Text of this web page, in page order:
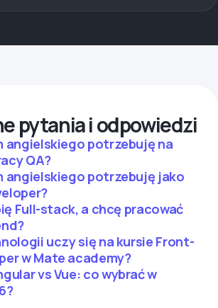
pytania i odpowiedzi
angielskiego potrzebuję na
QA?
angielskiego potrzebuję jako
Full-stack, a chcę pracować
uczy się na kursie Front-
w Mate academy?
vs Vue: co wybrać w